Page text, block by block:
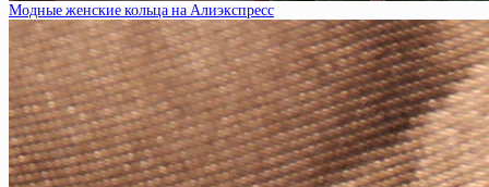
Модные женские кольца на Алиэкспресс